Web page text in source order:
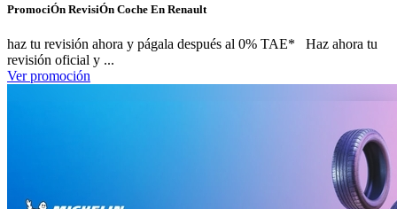
PromociÓn RevisiÓn Coche En Renault
haz tu revisión ahora y págala después al 0% TAE* Haz ahora tu
revisión oficial y ...
Ver promoción